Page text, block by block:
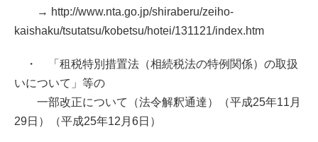
→ http://www.nta.go.jp/shiraberu/zeiho-
kaishaku/tsutatsu/kobetsu/hotei/131121/index.htm
・ 「租税特別措置法（相続税法の特例関係）の取扱
いについて」等の
一部改正について（法令解釈通達）（平成25年11月
29日）（平成25年12月6日）